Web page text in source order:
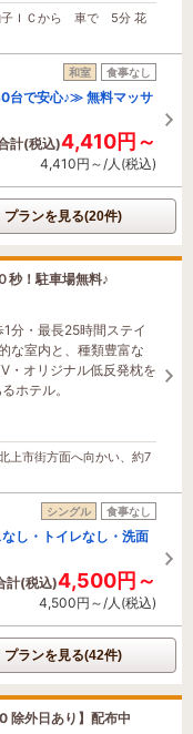
子ＩＣから 車で 5分 花
和室 食事なし
台で安心♪≫ 無料マッサ
計(税込)4,410円～
4,410円～/人(税込)
プランを見る(20件)
秒！駐車場無料♪
分・最長25時間ステイ
な室内と、種類豊富な
・オリジナル低反発枕を
ホテル。
上市街方面へ向かい、約7
シングル 食事なし
し・トイレなし・洗面
計(税込)4,500円～
4,500円～/人(税込)
プランを見る(42件)
除外日あり】配布中